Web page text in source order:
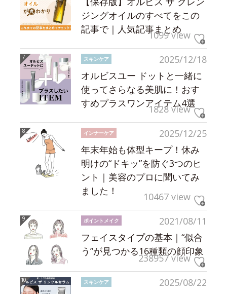
ジングオイルのすべてをこの
記事で｜人気記事まとめ
1099 view
2025/12/18
スキンケア
オルビスユー ドットと一緒に
使ってさらなる美肌に！おす
すめプラスワンアイテム4選
1828 view
2025/12/25
インナーケア
年末年始も体型キープ！休み
明けの“ドキッ”を防ぐ3つのヒ
ント｜美容のプロに聞いてみ
ました！
10467 view
2021/08/11
ポイントメイク
フェイスタイプの基本｜“似合
う”が見つかる16種類の顔印象
238957 view
2025/08/22
スキンケア